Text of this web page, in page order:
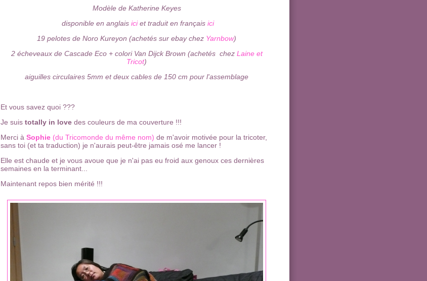
Modèle de Katherine Keyes
disponible en anglais iciet traduit en français ici
19 pelotes de Noro Kureyon (achetés sur ebay chez Yarnbow)
2 écheveaux de Cascade Eco + colori Van Dijck Brown (achetés chez Laine et
Tricot)
aiguilles circulaires 5mm et deux cables de 150 cm pour l'assemblage
Et vous savez quoi ???
Je suis totally in love des couleurs de ma couverture !!!
Merci à Sophie (du Tricomonde du même nom) de m'avoir motivée pour la tricoter,
sans toi (et ta traduction) je n'aurais peut-être jamais osé me lancer !
Elle est chaude et je vous avoue que je n'ai pas eu froid aux genoux ces dernières
semaines en la terminant...
Maintenant repos bien mérité !!!